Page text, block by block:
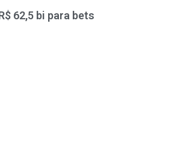
62,5 bi para bets